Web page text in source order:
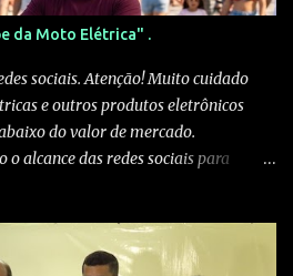
as práticas curatoriais como
de memória e de reparação
Com carga horária de 60 horas e
participantes para ...
da Moto Elétrica" .
sociais. Atenção! Muito cuidado
e outros produtos eletrônicos
do valor de mercado.
alcance das redes sociais para
que mal cobririam o frete. O
essas "ofertas" exatamente